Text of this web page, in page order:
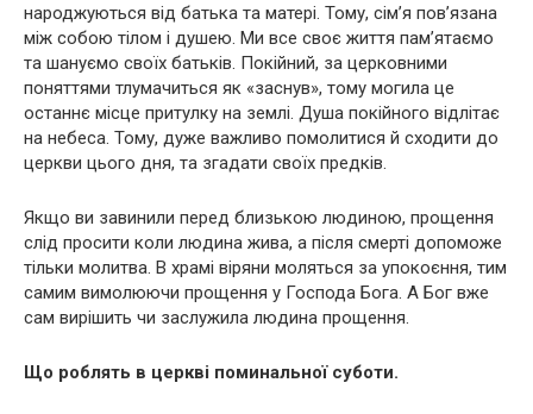
народжуються від батька та матері. Тому, сім’я пов’язана
між собою тілом і душею. Ми все своє життя пам’ятаємо
та шануємо своїх батьків. Покійний, за церковними
поняттями тлумачиться як «заснув», тому могила це
останнє місце притулку на землі. Душа покійного відлітає
на небеса. Тому, дуже важливо помолитися й сходити до
церкви цього дня, та згадати своїх предків.
Якщо ви завинили перед близькою людиною, прощення
слід просити коли людина жива, а після смерті допоможе
тільки молитва. В храмі віряни моляться за упокоєння, тим
самим вимолюючи прощення у Господа Бога. А Бог вже
сам вирішить чи заслужила людина прощення.
Що роблять в церкві поминальної суботи.